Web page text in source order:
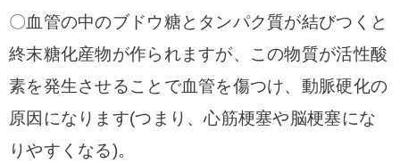
〇血管の中のブドウ糖とタンパク質が結びつくと
終末糖化産物が作られますが、この物質が活性酸
素を発生させることで血管を傷つけ、動脈硬化の
原因になります(つまり、心筋梗塞や脳梗塞にな
りやすくなる)。